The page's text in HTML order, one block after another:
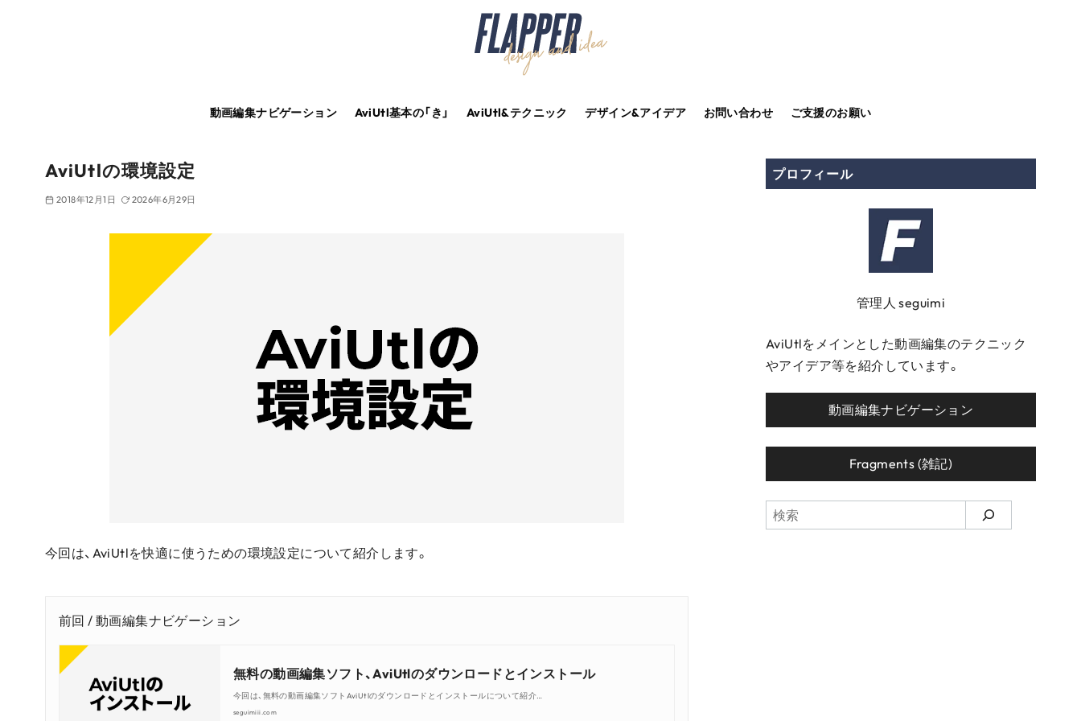
動画編集ナビゲーション AviUtl基本の「き」 AviUtl&テクニック デザイン&アイデア お問い合わせ ご支援のお願い
AviUtlの環境設定
2018年12月1日 2026年6月29日
今回は、AviUtlを快適に使うための環境設定について紹介します。
前回 / 動画編集ナビゲーション
無料の動画編集ソフト、AviUtlのダウンロードとインストール
今回は、無料の動画編集ソフトAviUtlのダウンロードとインストールについて紹介…
seguimiii.com
プロフィール
管理人 seguimi
AviUtlをメインとした動画編集のテクニック
やアイデア等を紹介しています。
動画編集ナビゲーション
Fragments (雑記)
索